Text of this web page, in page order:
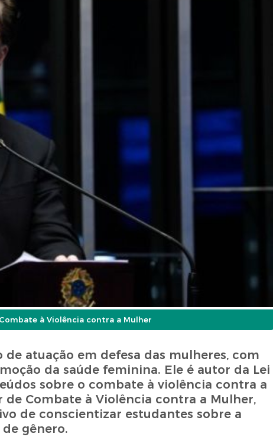
à Violência contra a Mulher
atuação em defesa das mulheres, com
da saúde feminina. Ele é autor da Lei
sobre o combate à violência contra a
Combate à Violência contra a Mulher,
de conscientizar estudantes sobre a
gênero.